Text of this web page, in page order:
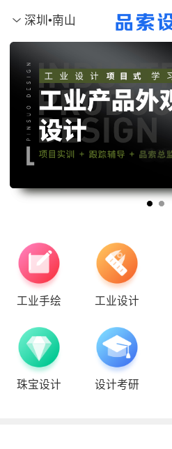
深圳•南山
工业手绘 工业设计
珠宝设计 设计考研